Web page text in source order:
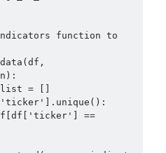
function to